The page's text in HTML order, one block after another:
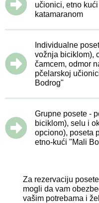
učionici, etno
katamaranom
Individualne
vožnja biciklom),
čamcem, odmor
pčelarskoj
Bodrog"
Grupne posete -
biciklom), selu i
opciono), poseta
etno-kući "Mali
Za rezervaciju
mogli da vam
vašim potrebama i